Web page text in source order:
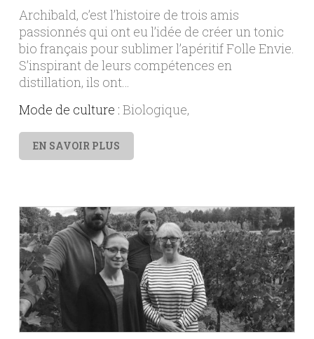
Archibald, c’est l’histoire de trois amis
passionnés qui ont eu l’idée de créer un tonic
bio français pour sublimer l’apéritif Folle Envie.
S’inspirant de leurs compétences en
distillation, ils ont…
Mode de culture : Biologique
EN SAVOIR PLUS